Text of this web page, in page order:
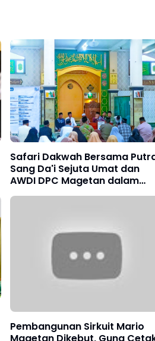
Safari Dakwah Bersama
Sang Da'i Sejuta Umat dan
AWDI DPC Magetan dalam
Berbagi Keberkahan di Bulan
Pembangunan Sirkuit Mario